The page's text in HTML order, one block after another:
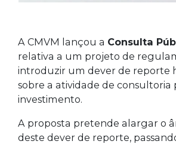
A CMVM lançou a Consulta
relativa a um projeto de
introduzir um dever de reporte
sobre a atividade de consultoria
investimento.
A proposta pretende alargar o
deste dever de reporte,